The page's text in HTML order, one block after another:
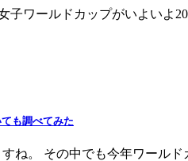
ワールドカップがいよいよ
も調べてみた
ね。 その中でも今年ワール